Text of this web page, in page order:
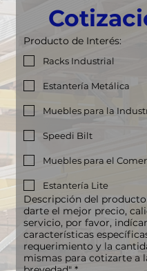
Producto de Interés:
Racks Industrial
Estantería Metálica
Muebles para la
Speedi Bilt
Muebles para el
Estantería Lite
Descripción del producto "Para
darte el mejor precio,
servicio, por favor,
características
requerimiento y la
mismas para cotizarte a